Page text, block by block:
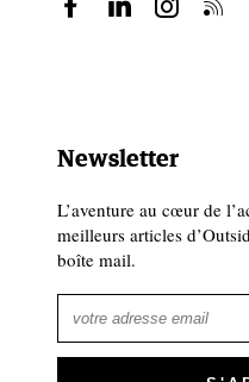
Newsletter
L’aventure au cœur de
meilleurs articles
boîte mail.